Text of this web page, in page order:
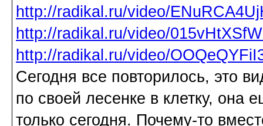
http://radikal.ru/video/
http://radikal.ru/video/
http://radikal.ru/video/
Сегодня все повторилось, это
по своей лесенке в клетку, она
только сегодня. Почему-то